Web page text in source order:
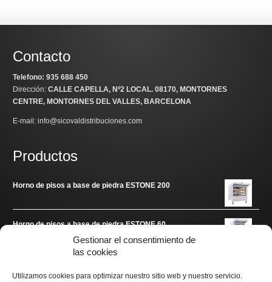
Gestionar el consentimiento de
las cookies
Utilizamos cookies para optimizar nuestro sitio web y nuestro servicio.
Contacto
Telefono: 935 688 450
Dirección:CALLE CAPELLA, Nº2 LOCAL. 08170, MONTORNES
CENTRE, MONTORNES DEL VALLES, BARCELONA
E-mail: info@sicovaldistribuciones.com
Productos
Horno de pisos a base de piedra ESTONE 200
Horno de pisos a base de piedra ESTONE 60
Enlaces de interés